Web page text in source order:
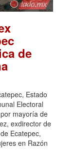
de
Estado
Electoral
mayoría de
exdirector de
Ecatepec,
en Razón